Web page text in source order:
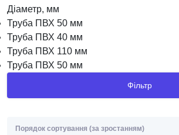
Діаметр, мм
Труба ПВХ 50 мм
Труба ПВХ 40 мм
Труба ПВХ 110 мм
Труба ПВХ 50 мм
Фільтр